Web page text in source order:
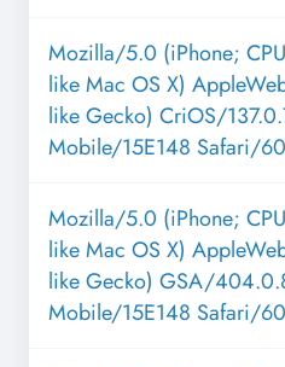
Mozilla/5.0 (iPhone;
like Mac OS X)
like Gecko) CriOS/
Mobile/15E148 Safari/
Mozilla/5.0 (iPhone;
like Mac OS X)
like Gecko) GSA/
Mobile/15E148 Safari/